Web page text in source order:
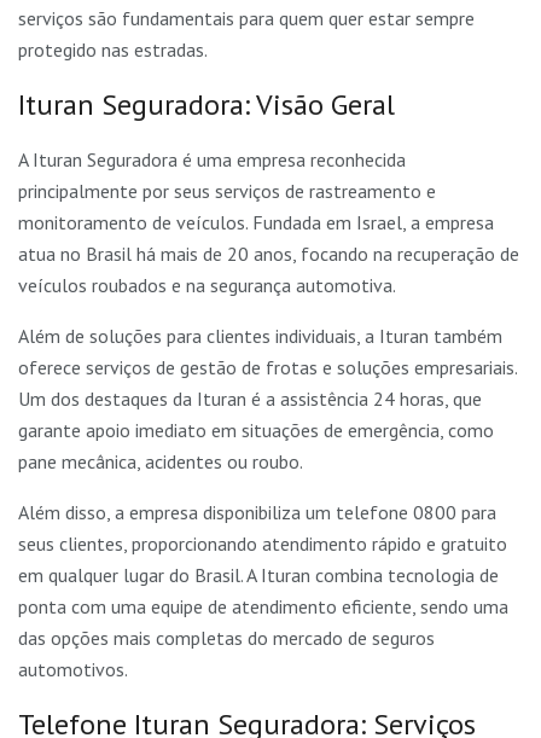
serviços são fundamentais para quem quer estar sempre
protegido nas estradas.
Ituran Seguradora: Visão Geral
A Ituran Seguradora é uma empresa reconhecida
principalmente por seus serviços de rastreamento e
monitoramento de veículos. Fundada em Israel, a empresa
atua no Brasil há mais de 20 anos, focando na recuperação de
veículos roubados e na segurança automotiva.
Além de soluções para clientes individuais, a Ituran também
oferece serviços de gestão de frotas e soluções empresariais.
Um dos destaques da Ituran é a assistência 24 horas, que
garante apoio imediato em situações de emergência, como
pane mecânica, acidentes ou roubo.
Além disso, a empresa disponibiliza um telefone 0800 para
seus clientes, proporcionando atendimento rápido e gratuito
em qualquer lugar do Brasil. A Ituran combina tecnologia de
ponta com uma equipe de atendimento eficiente, sendo uma
das opções mais completas do mercado de seguros
automotivos.
Telefone Ituran Seguradora: Serviços